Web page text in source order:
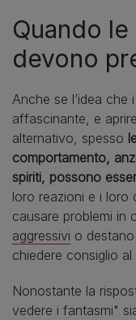
Quando
devono
Anche se l’idea
affascinante, e
alternativo, spesso
comportamento,
spiriti, possono
loro reazioni e i loro
causare problemi in
aggressivi o
chiedere consiglio
Nonostante la
vedere i fantasmi"